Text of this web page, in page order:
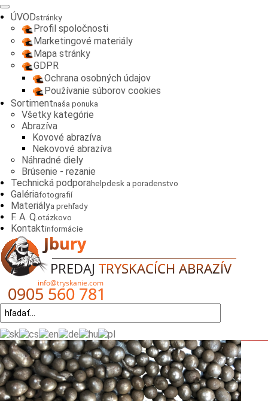
ÚVODstránky
Profil spoločnosti
Marketingové materiály
Mapa stránky
GDPR
Ochrana osobných údajov
Používanie súborov cookies
Sortimentnaša ponuka
Všetky kategórie
Abrazíva
Kovové abrazíva
Nekovové abrazíva
Náhradné diely
Brúsenie - rezanie
Technická podporahelpdesk a poradenstvo
Galériafotografií
Materiálya prehľady
F. A. Q.otázkovo
Kontaktinformácie